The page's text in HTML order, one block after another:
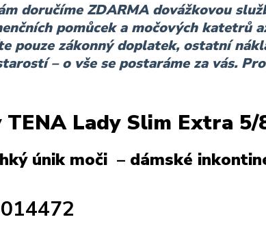
doručíme ZDARMA dovážkovou
pomůcek a močových katetrů
pouze zákonný doplatek, ostatní
– o vše se postaráme za vás.
Lady Slim Extra 5/
únik moči – dámské